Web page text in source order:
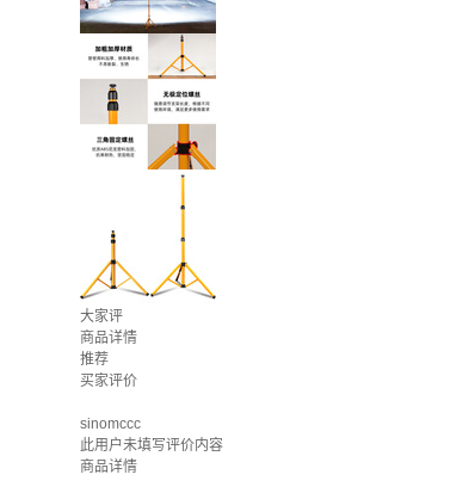
大家评
商品详情
推荐
买家评价
sinomccc
此用户未填写评价内容
商品详情